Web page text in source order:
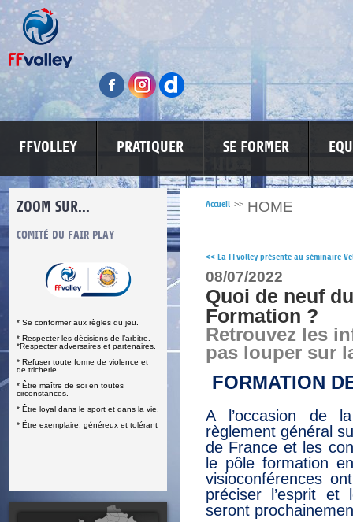
FFVOLLEY PRATIQUER SE FORMER
ZOOM SUR...
COMITÉ DU FAIR PLAY
* Se conformer aux règles du jeu.
* Respecter les décisions de l’arbitre.
*Respecter adversaires et partenaires.
* Refuser toute forme de violence et
de tricherie.
* Être maître de soi en toutes
circonstances.
* Être loyal dans le sport et dans la vie.
* Être exemplaire, généreux et tolérant
LUTTE CONTRE LES VIOLENCES
Accueil >> HOME
<< La FFvolley présente au séminaire
08/07/2022
Quoi de neuf
Formation ?
Retrouvez les
pas louper sur
FORMATION
A l’occasion de
règlement général
de France et les
le pôle formation
visioconférences
préciser l’esprit et
seront